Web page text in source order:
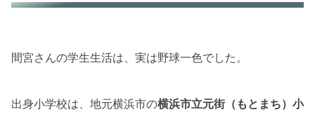
間宮さんの学生生活は、実は野球一色でした。
出身小学校は、地元横浜市の横浜市立元街（もとまち）小